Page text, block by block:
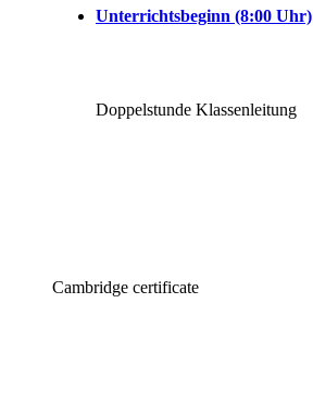
Unterrichtsbeginn (8:00 Uhr)
Doppelstunde Klassenleitung
Cambridge certificate